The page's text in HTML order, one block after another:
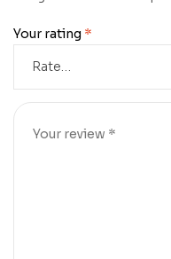
Your rating *